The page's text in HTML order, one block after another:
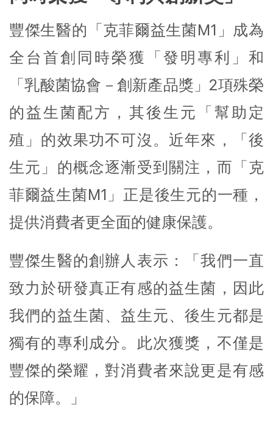
豐傑生醫的「克菲爾益生菌M1」成為
全台首創同時榮獲「發明專利」和
「乳酸菌協會－創新產品獎」2項殊榮
的益生菌配方，其後生元「幫助定
殖」的效果功不可沒。近年來，「後
生元」的概念逐漸受到關注，而「克
菲爾益生菌M1」正是後生元的一種，
提供消費者更全面的健康保護。
豐傑生醫的創辦人表示：「我們一直
致力於研發真正有感的益生菌，因此
我們的益生菌、益生元、後生元都是
獨有的專利成分。此次獲獎，不僅是
豐傑的榮耀，對消費者來說更是有感
的保障。」